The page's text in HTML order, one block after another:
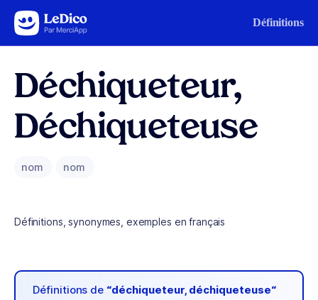
Aller au contenu Définitions
Déchiqueteur,
Déchiqueteuse
nom nom
Définitions, synonymes, exemples en français
Définitions de “déchiqueteur, déchiqueteuse“